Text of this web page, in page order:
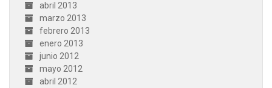
abril 2013
marzo 2013
febrero 2013
enero 2013
junio 2012
mayo 2012
abril 2012